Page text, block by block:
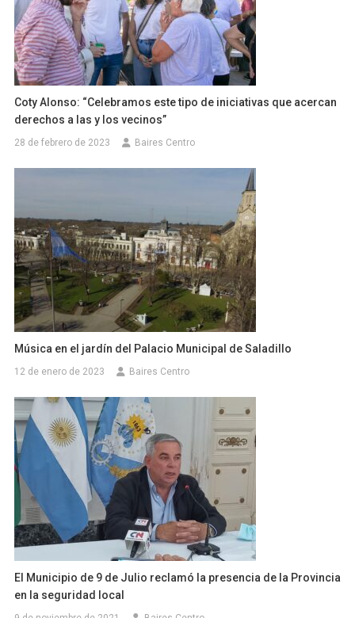
Coty Alonso: “Celebramos este tipo de iniciativas que acercan
derechos a las y los vecinos”
28 de febrero de 2023 Baires Centro
Música en el jardín del Palacio Municipal de Saladillo
12 de enero de 2023 Baires Centro
El Municipio de 9 de Julio reclamó la presencia de la Provincia
en la seguridad local